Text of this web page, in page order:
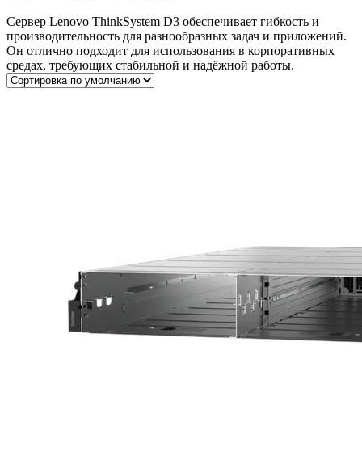
Сервер Lenovo ThinkSystem D3 обеспечивает гибкость и
производительность для разнообразных задач и приложений.
Он отлично подходит для использования в корпоративных
средах, требующих стабильной и надёжной работы.